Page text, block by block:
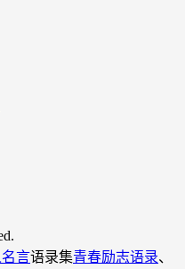
言语录集青春励志语录、